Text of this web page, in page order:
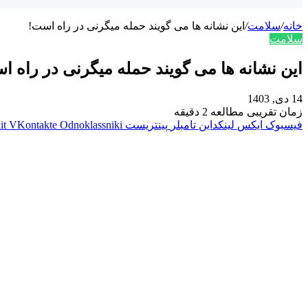
خانه/سلامت/ این نشانه ها می گویند حمله میگرنی در راه است!
سلامت
این نشانه ها می گویند حمله میگرنی در راه
14 دی, 1403
زمان تقریبی مطالعه 2 دقیقه
فیسبوک ایکس لینکداین تامبلر پینتریست VKontakte Odnoklassniki